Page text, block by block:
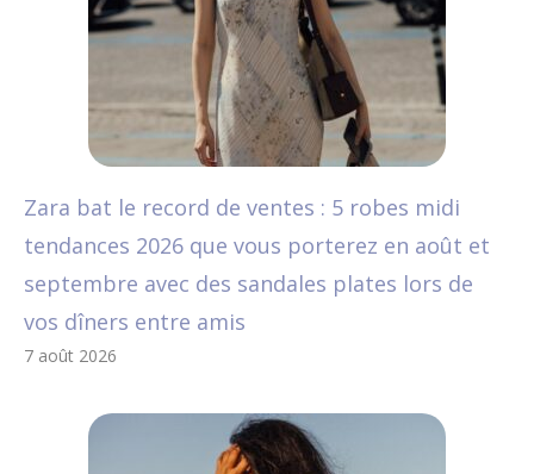
Zara bat le record de ventes : 5 robes midi
tendances 2026 que vous porterez en août et
septembre avec des sandales plates lors de
vos dîners entre amis
7 août 2026